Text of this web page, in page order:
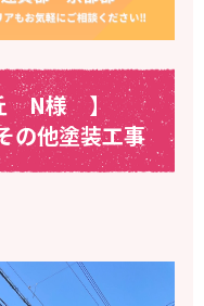
N様】
の他塗装工事